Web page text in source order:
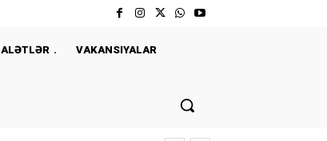
ALƏTLƏR
VAKANSIYALAR